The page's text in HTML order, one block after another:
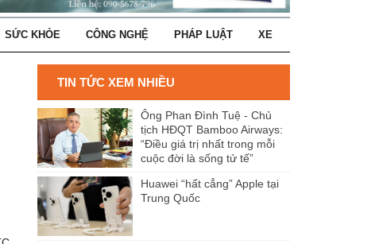
SỨC KHỎE CÔNG NGHỆ PHÁP LUẬT XE
TIN TỨC XEM NHIỀU
Ông Phan Đình Tuệ - Chủ
tịch HĐQT Bamboo Airways:
“Điều giá trị nhất trong mỗi
cuộc đời là sống tử tế”
Huawei “hất cẳng” Apple tại
Trung Quốc